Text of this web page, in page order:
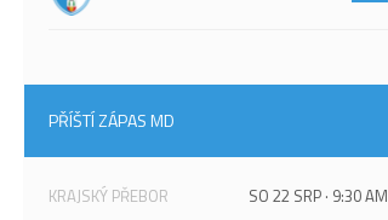
PŘÍŠTÍ ZÁPAS MD
KRAJSKÝ PŘEBOR SO 22 SRP · 9:30 AM